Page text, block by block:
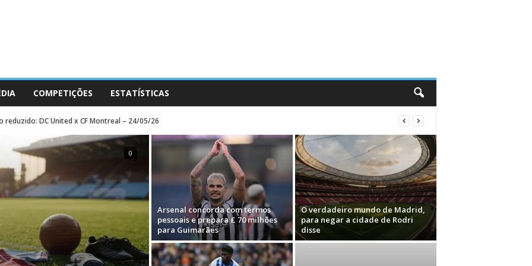
COMPETIÇÕES ESTATÍSTICAS
reduzido: DC United x CF Montreal – 24/05/26
0
Arsenal concorda com termos
pessoais e prepara £ 70 milhões
para Guimarães
O verdadeiro mundo de Madrid,
para negar a cidade de Rodri
disse